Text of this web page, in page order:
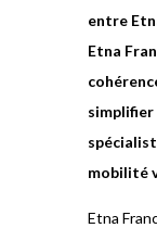
entre
Etna
simplifier
mobilité
Etna